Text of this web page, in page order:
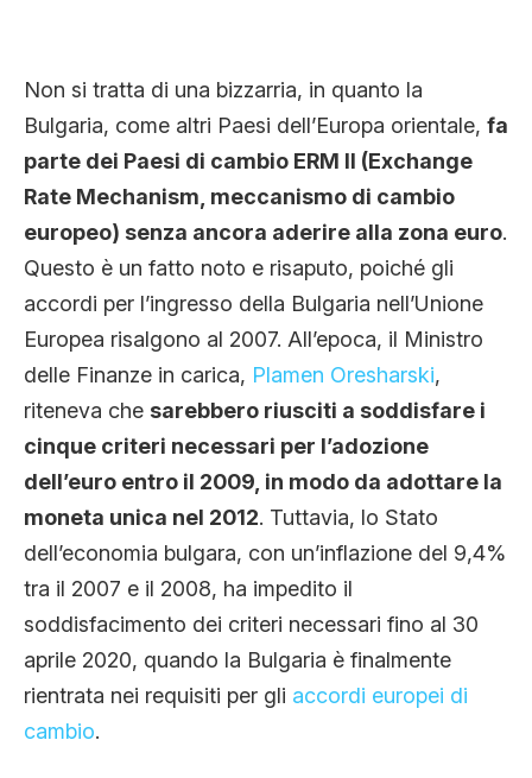
Non si tratta di una bizzarria, in quanto la
Bulgaria, come altri Paesi dell’Europa orientale, fa
parte dei Paesi di cambio ERM II (Exchange
Rate Mechanism, meccanismo di cambio
europeo) senza ancora aderire alla zona euro.
Questo è un fatto noto e risaputo, poiché gli
accordi per l’ingresso della Bulgaria nell’Unione
Europea risalgono al 2007. All’epoca, il Ministro
delle Finanze in carica, Plamen Oresharski,
riteneva che sarebbero riusciti a soddisfare i
cinque criteri necessari per l’adozione
dell’euro entro il 2009, in modo da adottare la
moneta unica nel 2012. Tuttavia, lo Stato
dell’economia bulgara, con un’inflazione del 9,4%
tra il 2007 e il 2008, ha impedito il
soddisfacimento dei criteri necessari fino al 30
aprile 2020, quando la Bulgaria è finalmente
rientrata nei requisiti per gli accordi europei di
cambio.